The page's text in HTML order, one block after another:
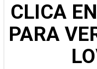
CLICA
PARA